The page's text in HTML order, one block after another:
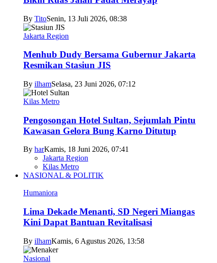
By TitoSenin, 13 Juli 2026, 08:38
Jakarta Region
Menhub Dudy Bersama Gubernur Jakarta
Resmikan Stasiun JIS
By ilhamSelasa, 23 Juni 2026, 07:12
Kilas Metro
Pengosongan Hotel Sultan, Sejumlah Pintu
Kawasan Gelora Bung Karno Ditutup
By harKamis, 18 Juni 2026, 07:41
Jakarta Region
Kilas Metro
NASIONAL & POLITIK
Humaniora
Lima Dekade Menanti, SD Negeri Miangas
Kini Dapat Bantuan Revitalisasi
By ilhamKamis, 6 Agustus 2026, 13:58
Nasional